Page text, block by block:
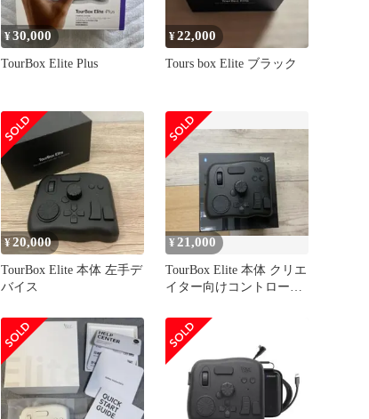
¥30,000
TourBox Elite Plus
¥22,000
Tours box Elite ブラック
¥20,000
TourBox Elite 本体 左手デ
バイス
¥ 21,000
TourBox Elite 本体 クリエ
イター向けコントローラ